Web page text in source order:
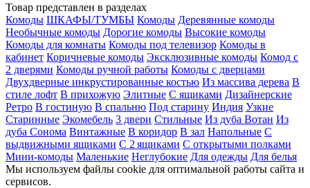
Товар представлен в разделах
Комоды ШКАФЫ/ТУМБЫ Комоды Деревянные комоды
Необычные комоды Дорогие комоды Высокие комоды
Комоды для комнаты Комоды под телевизор Комоды в
кабинет Коричневые комоды Эксклюзивные комоды Комод с
2 дверями Комоды ручной работы Комоды с дверцами
Двухдверные инкрустированные костью Из массива дерева В
стиле лофт В прихожую Элитные С ящиками Дизайнерские
Ретро В гостиную В спальню Под старину Индия Узкие
Старинные Экомебель 3 двери Стильные Из дуба Вотан Из
дуба Сонома Винтажные В коридор В зал Напольные С
выдвижными ящиками С 2 ящиками С открытыми полками
Мини‑комоды Маленькие Неглубокие Для одежды Для белья
Мы используем файлы cookie для оптимальной работы сайта и
сервисов.